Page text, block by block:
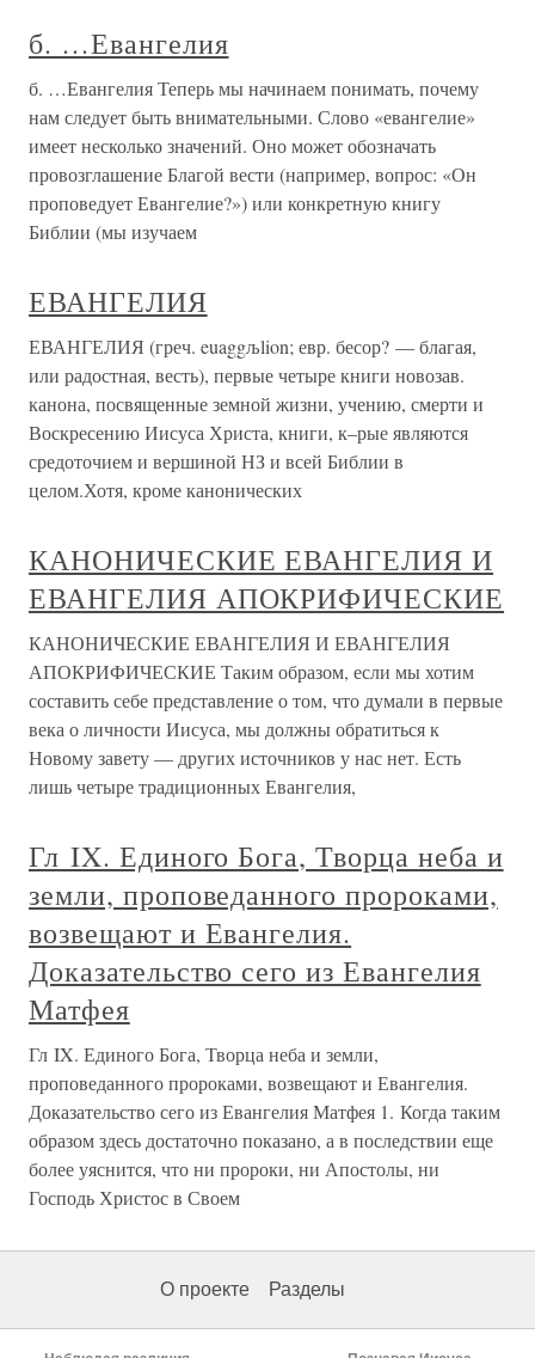
б. …Евангелия
б. …Евангелия Теперь мы начинаем понимать, почему
нам следует быть внимательными. Слово «евангелие»
имеет несколько значений. Оно может обозначать
провозглашение Благой вести (например, вопрос: «Он
проповедует Евангелие?») или конкретную книгу
Библии (мы изучаем
ЕВАНГЕЛИЯ
ЕВАНГЕЛИЯ (греч. euaggљlion; евр. бесор? — благая,
или радостная, весть), первые четыре книги новозав.
канона, посвященные земной жизни, учению, смерти и
Воскресению Иисуса Христа, книги, к–рые являются
средоточием и вершиной НЗ и всей Библии в
целом.Хотя, кроме канонических
КАНОНИЧЕСКИЕ ЕВАНГЕЛИЯ И
ЕВАНГЕЛИЯ АПОКРИФИЧЕСКИЕ
КАНОНИЧЕСКИЕ ЕВАНГЕЛИЯ И ЕВАНГЕЛИЯ
АПОКРИФИЧЕСКИЕ Таким образом, если мы хотим
составить себе представление о том, что думали в первые
века о личности Иисуса, мы должны обратиться к
Новому завету — других источников у нас нет. Есть
лишь четыре традиционных Евангелия,
Гл IX. Единого Бога, Творца неба и
земли, проповеданного пророками,
возвещают и Евангелия.
Доказательство сего из Евангелия
Матфея
Гл IX. Единого Бога, Творца неба и земли,
проповеданного пророками, возвещают и Евангелия.
Доказательство сего из Евангелия Матфея 1. Когда таким
образом здесь достаточно показано, а в последствии еще
более уяснится, что ни пророки, ни Апостолы, ни
Господь Христос в Своем
О проекте Разделы